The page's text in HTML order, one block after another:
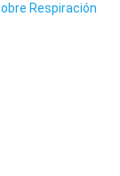
Respiración